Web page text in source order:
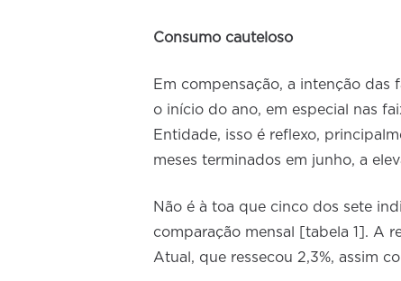
Consumo cauteloso
Em compensação, a intenção
o início do ano, em especial nas
Entidade, isso é reflexo,
meses terminados em junho, a
Não é à toa que cinco dos sete
comparação mensal [tabela 1]. A
Atual, que ressecou 2,3%, assim